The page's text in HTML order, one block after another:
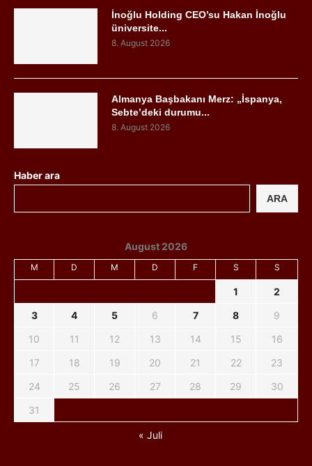
İnoğlu Holding CEO’su Hakan İnoğlu
üniversite...
8. August 2026
Almanya Başbakanı Merz: „İspanya,
Sebte’deki durumu...
8. August 2026
Haber ara
ARA
August 2026
M D M D F S S
1
2
3
4 5 6 7 8
9
10
11 12 13 14 15
16
17
18 19 20 21 22
23
24
25 26 27 28 29
30
31
« Juli